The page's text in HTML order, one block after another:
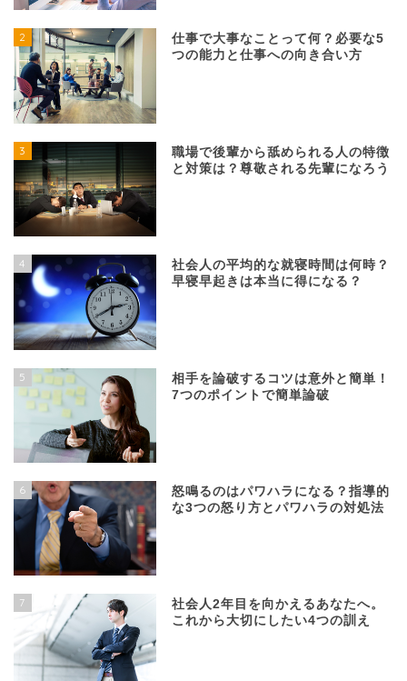
2
仕事で大事なことって何？必要な5
つの能力と仕事への向き合い方
3
職場で後輩から舐められる人の特徴
と対策は？尊敬される先輩になろう
4
社会人の平均的な就寝時間は何時？
早寝早起きは本当に得になる？
5
相手を論破するコツは意外と簡単！
7つのポイントで簡単論破
6
怒鳴るのはパワハラになる？指導的
な3つの怒り方とパワハラの対処法
7
社会人2年目を向かえるあなたへ。
これから大切にしたい4つの訓え